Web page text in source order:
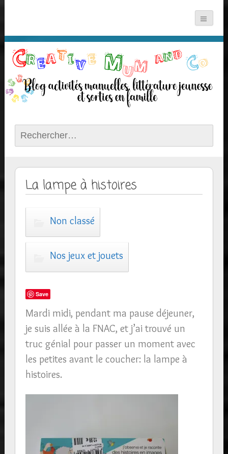
Rechercher :
La lampe à histoires
Non classé
Nos jeux et jouets
Save
Mardi midi, pendant ma pause déjeuner,
je suis allée à la FNAC, et j’ai trouvé un
truc génial pour passer un moment avec
les petites avant le coucher: la lampe à
histoires.